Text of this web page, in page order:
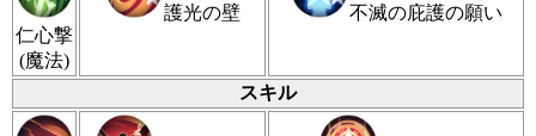
仁心撃
(魔法)
護光の壁 不滅の庇護の願い
スキル